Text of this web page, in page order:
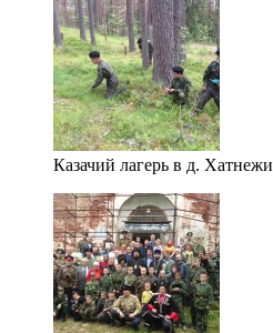
Казачий лагерь в д. Хатнежи